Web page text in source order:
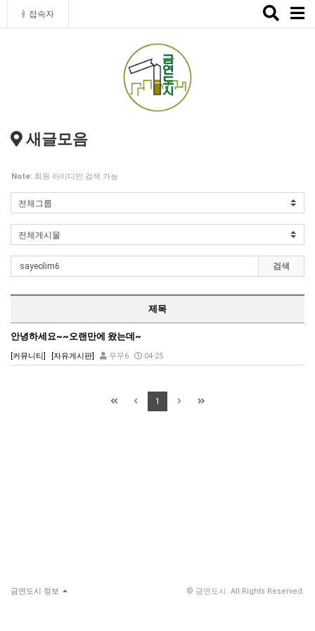
접속자
Toggle
새글모음
Note: 회원 아이디만 검색 가능
검색
제목
안녕하세요~~오랜만에 왔는데~
[커뮤니티] [자유게시판] 무무6 04-25
1
금연도시 정보 © 금연도시. All Rights Reserved.